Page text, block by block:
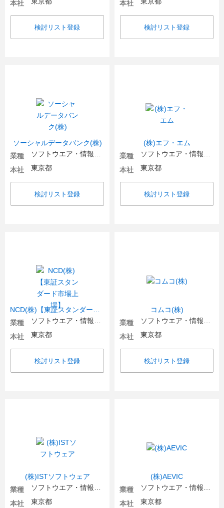
本社
検討リスト登録
本社
検討リスト登録
ソーシャルデータバンク(株)
業種
本社
東京都
検討リスト登録
(株)エフ・エム
業種
本社
東京都
検討リスト登録
業種
本社
東京都
検討リスト登録
コムコ(株)
業種
本社
東京都
検討リスト登録
(株)ISTソフトウェア
業種
本社
東京都
(株)AEVIC
業種
本社
東京都